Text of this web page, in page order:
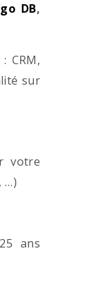
DB,
CRM,
sur
votre
…)
ans